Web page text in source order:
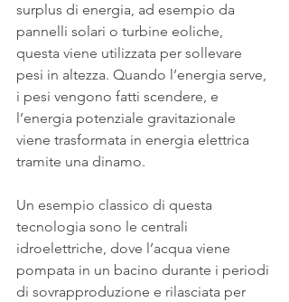
surplus di energia, ad esempio da
pannelli solari o turbine eoliche,
questa viene utilizzata per sollevare
pesi in altezza. Quando l’energia serve,
i pesi vengono fatti scendere, e
l’energia potenziale gravitazionale
viene trasformata in energia elettrica
tramite una dinamo.
Un esempio classico di questa
tecnologia sono le centrali
idroelettriche, dove l’acqua viene
pompata in un bacino durante i periodi
di sovrapproduzione e rilasciata per